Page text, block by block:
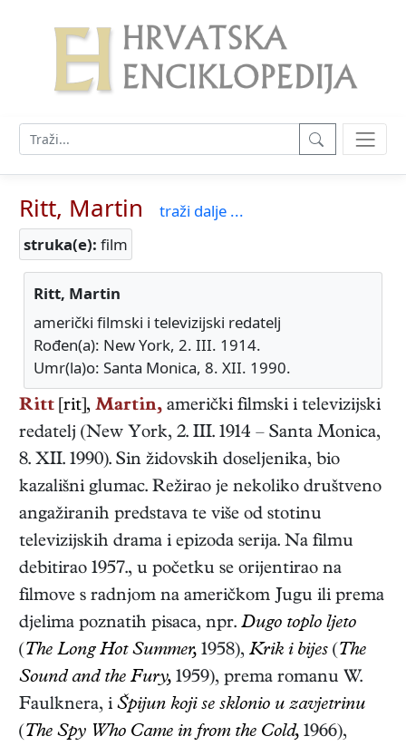
Ritt, Martin
traži dalje ...
struka(e): film
Ritt, Martin
američki filmski i televizijski redatelj
Rođen(a): New York, 2. III. 1914.
Umr(la)o: Santa Monica, 8. XII. 1990.
Ritt [rit], Martin, američki filmski i televizijski
redatelj (New York, 2. III. 1914 – Santa Monica,
8. XII. 1990). Sin židovskih doseljenika, bio
kazališni glumac. Režirao je nekoliko društveno
angažiranih predstava te više od stotinu
televizijskih drama i epizoda serija. Na filmu
debitirao 1957., u početku se orijentirao na
filmove s radnjom na američkom Jugu ili prema
djelima poznatih pisaca, npr. Dugo toplo ljeto
(The Long Hot Summer, 1958), Krik i bijes (The
Sound and the Fury, 1959), prema romanu W.
Faulknera, i Špijun koji se sklonio u zavjetrinu
(The Spy Who Came in from the Cold, 1966),